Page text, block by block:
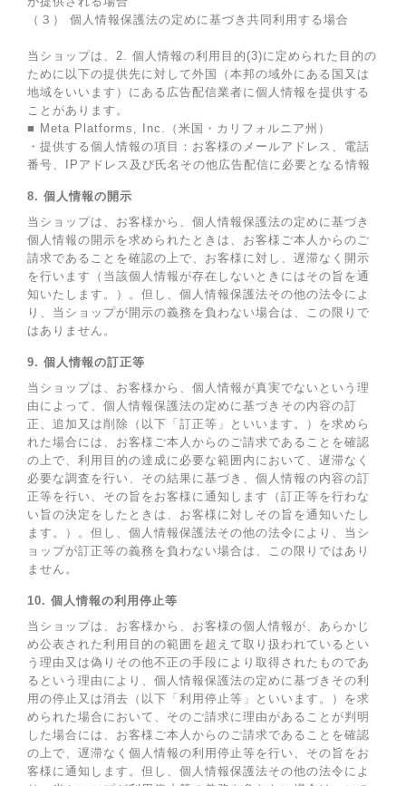
（３） 個人情報保護法の定めに基づき共同利用する場合
当ショップは、2. 個人情報の利用目的(3)に定められた目的の
ために以下の提供先に対して外国（本邦の域外にある国又は
地域をいいます）にある広告配信業者に個人情報を提供する
ことがあります。
■ Meta Platforms, Inc.（米国・カリフォルニア州）
・提供する個人情報の項目：お客様のメールアドレス、電話
番号、IPアドレス及び氏名その他広告配信に必要となる情報
8. 個人情報の開示
当ショップは、お客様から、個人情報保護法の定めに基づき
個人情報の開示を求められたときは、お客様ご本人からのご
請求であることを確認の上で、お客様に対し、遅滞なく開示
を行います（当該個人情報が存在しないときにはその旨を通
知いたします。）。但し、個人情報保護法その他の法令によ
り、当ショップが開示の義務を負わない場合は、この限りで
はありません。
9. 個人情報の訂正等
当ショップは、お客様から、個人情報が真実でないという理
由によって、個人情報保護法の定めに基づきその内容の訂
正、追加又は削除（以下「訂正等」といいます。）を求めら
れた場合には、お客様ご本人からのご請求であることを確認
の上で、利用目的の達成に必要な範囲内において、遅滞なく
必要な調査を行い、その結果に基づき、個人情報の内容の訂
正等を行い、その旨をお客様に通知します（訂正等を行わな
い旨の決定をしたときは、お客様に対しその旨を通知いたし
ます。）。但し、個人情報保護法その他の法令により、当シ
ョップが訂正等の義務を負わない場合は、この限りではあり
ません。
10. 個人情報の利用停止等
当ショップは、お客様から、お客様の個人情報が、あらかじ
め公表された利用目的の範囲を超えて取り扱われているとい
う理由又は偽りその他不正の手段により取得されたものであ
るという理由により、個人情報保護法の定めに基づきその利
用の停止又は消去（以下「利用停止等」といいます。）を求
められた場合において、そのご請求に理由があることが判明
した場合には、お客様ご本人からのご請求であることを確認
の上で、遅滞なく個人情報の利用停止等を行い、その旨をお
客様に通知します。但し、個人情報保護法その他の法令によ